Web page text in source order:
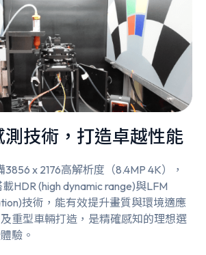
測技術，打造卓越性能
x 2176高解析度（8.4MP 4K），
HDR (high dynamic range)與LFM
技術，能有效提升畫質與環境適應
重型車輛打造，是精確感知的理想選
驗。